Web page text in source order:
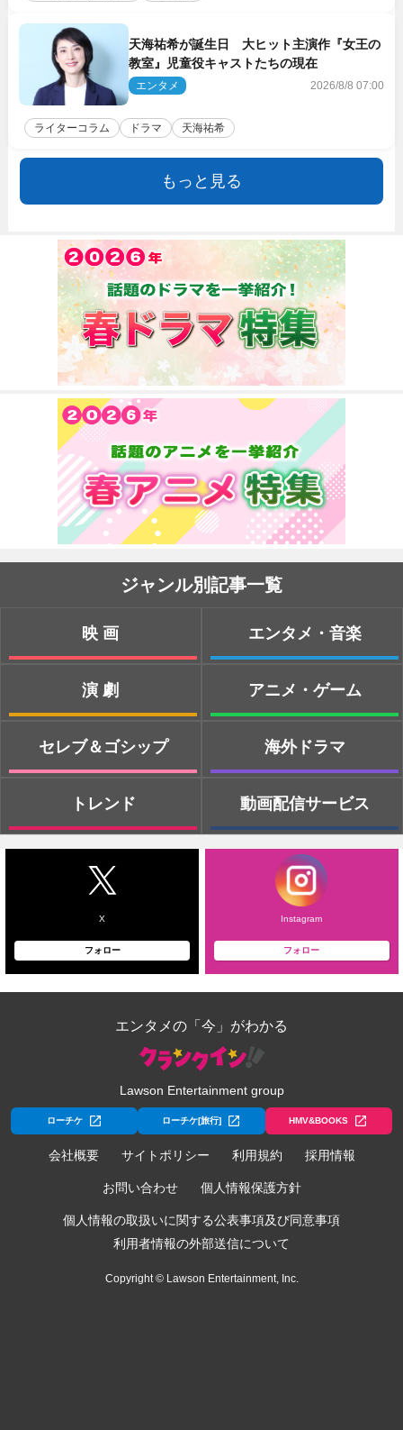
天海祐希が誕生日 大ヒット主演作『女王の
教室』児童役キャストたちの現在
エンタメ 2026/8/8 07:00
ライターコラム ドラマ 天海祐希
もっと見る
ジャンル別記事一覧
映画
演劇
セレブ＆ゴシップ
トレンド
エンタメ・音楽
アニメ・ゲーム
海外ドラマ
動画配信サービス
X
フォロー
Instagram
フォロー
エンタメの「今」がわかる
Lawson Entertainment group
ローチケ ローチケ[旅行] HMV&BOOKS
会社概要 サイトポリシー 利用規約 採用情報
お問い合わせ 個人情報保護方針
個人情報の取扱いに関する公表事項及び同意事項
利用者情報の外部送信について
Copyright © Lawson Entertainment, Inc.